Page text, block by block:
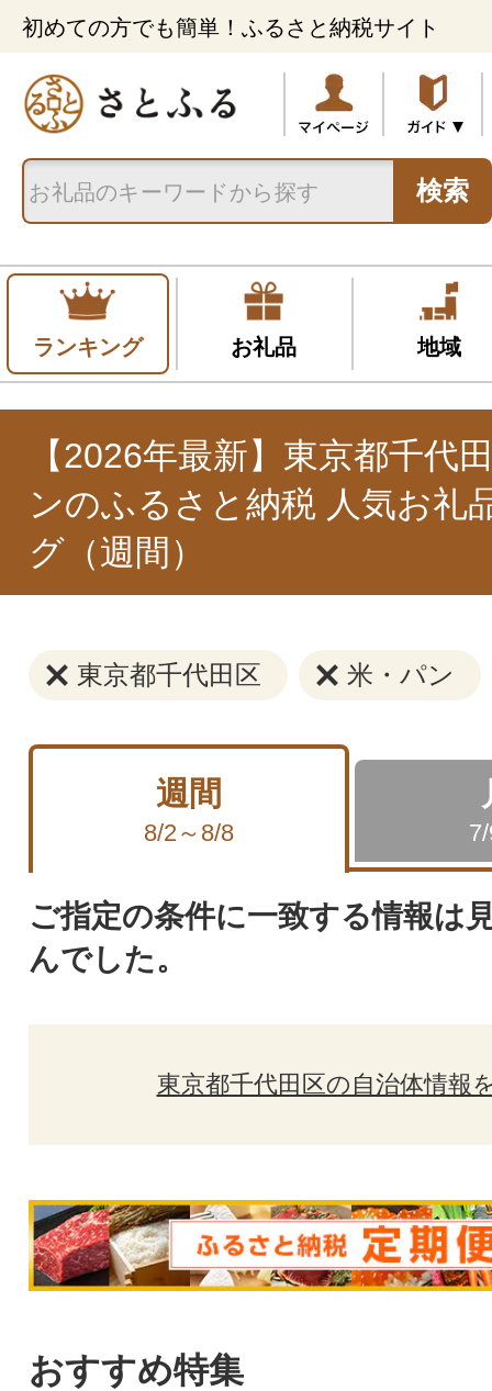
初めての方でも簡単！ふるさと納税サイト
検索
ランキング お礼品 地域
【2026年最新】東京都千代
ンのふるさと納税 人気お礼
グ（週間）
東京都千代田区 米・パン
週間
8/2～8/8
ご指定の条件に一致する情報は
んでした。
東京都千代田区の自治体情報
おすすめ特集